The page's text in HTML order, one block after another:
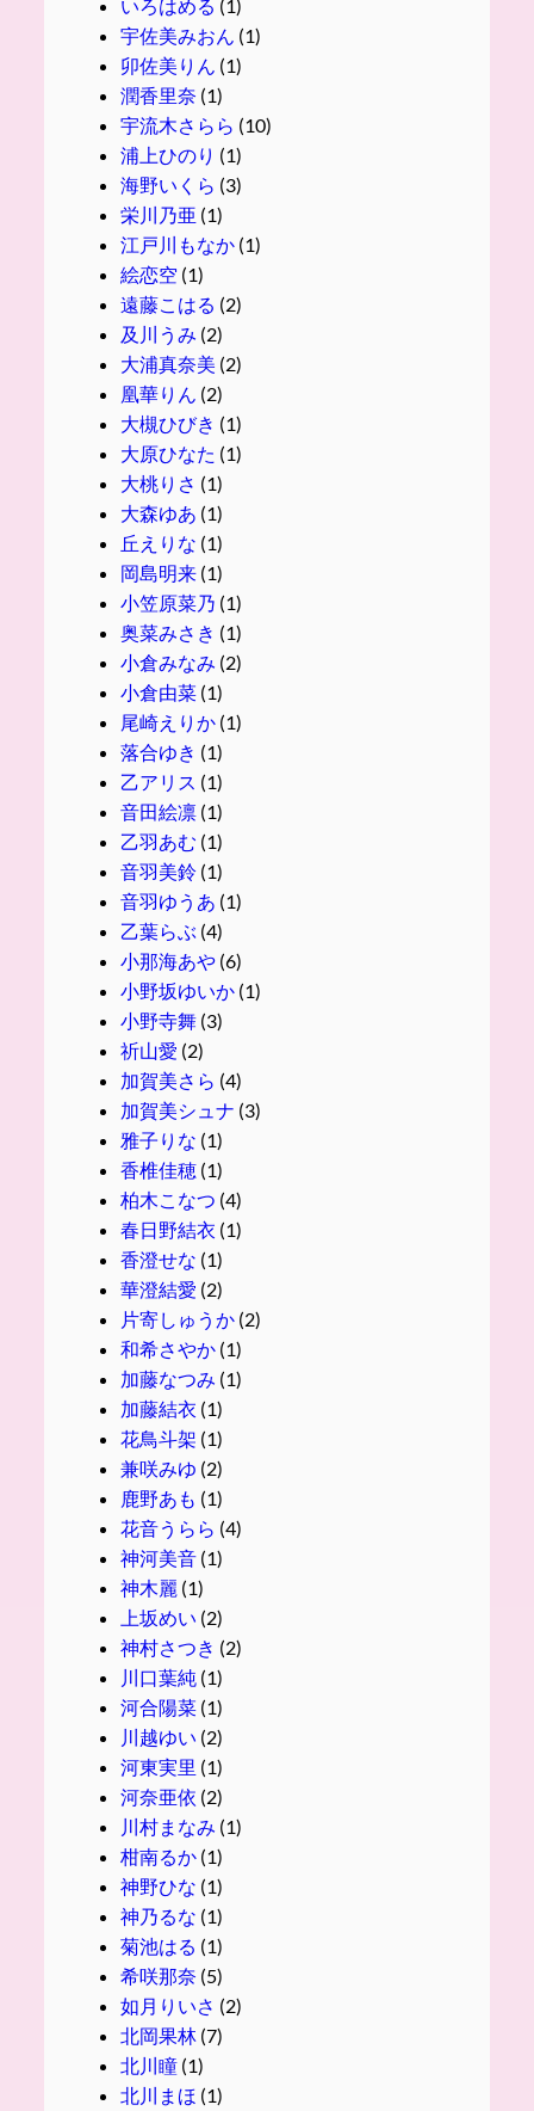
いろはめる (1)
宇佐美みおん (1)
卯佐美りん (1)
潤香里奈 (1)
宇流木さらら (10)
浦上ひのり (1)
海野いくら (3)
栄川乃亜 (1)
江戸川もなか(1)
絵恋空 (1)
遠藤こはる (2)
及川うみ (2)
大浦真奈美 (2)
凰華りん (2)
大槻ひびき (1)
大原ひなた (1)
大桃りさ (1)
大森ゆあ (1)
丘えりな (1)
岡島明来(1)
小笠原菜乃 (1)
奥菜みさき (1)
小倉みなみ (2)
小倉由菜(1)
尾崎えりか(1)
落合ゆき (1)
乙アリス (1)
音田絵凛(1)
乙羽あむ (1)
音羽美鈴(1)
音羽ゆうあ (1)
乙葉らぶ (4)
小那海あや(6)
小野坂ゆいか(1)
小野寺舞(3)
祈山愛 (2)
加賀美さら (4)
加賀美シュナ (3)
雅子りな (1)
香椎佳穂(1)
柏木こなつ (4)
春日野結衣 (1)
香澄せな (1)
華澄結愛 (2)
片寄しゅうか(2)
和希さやか(1)
加藤なつみ (1)
加藤結衣 (1)
花鳥斗架 (1)
兼咲みゆ (2)
鹿野あも (1)
花音うらら (4)
神河美音(1)
神木麗 (1)
上坂めい (2)
神村さつき (2)
川口葉純 (1)
河合陽菜(1)
川越ゆい (2)
河東実里 (1)
河奈亜依 (2)
川村まなみ (1)
柑南るか(1)
神野ひな (1)
神乃るな (1)
菊池はる (1)
希咲那奈 (5)
如月りいさ (2)
北岡果林 (7)
北川瞳(1)
北川まほ (1)